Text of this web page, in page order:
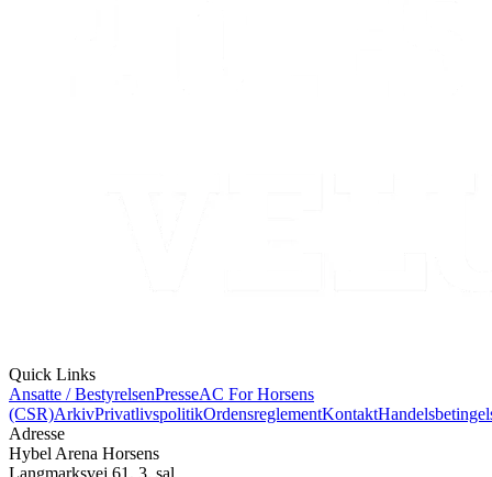
Quick Links
Ansatte / BestyrelsenPresseAC For Horsens
(CSR)ArkivPrivatlivspolitikOrdensreglementKontakt
Adresse
Hybel Arena Horsens
Langmarksvej 61, 3. sal